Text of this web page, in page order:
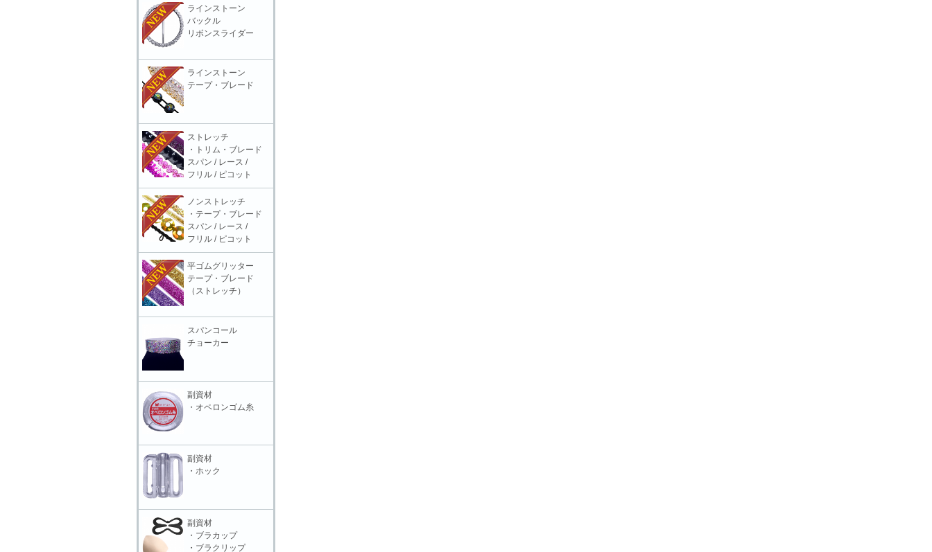
ラインストーン
バックル
リボンスライダー
ラインストーン
テープ・ブレード
ストレッチ
・トリム・ブレード
スパン / レース /
フリル / ピコット
ノンストレッチ
・テープ・ブレード
スパン / レース /
フリル / ピコット
平ゴムグリッター
テープ・ブレード
（ストレッチ）
スパンコール
チョーカー
副資材
・オペロンゴム糸
副資材
・ホック
副資材
・ブラカップ
・ブラクリップ